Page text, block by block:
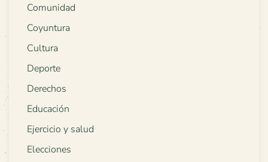
Comunidad
Coyuntura
Cultura
Deporte
Derechos
Educación
Ejercicio y salud
Elecciones